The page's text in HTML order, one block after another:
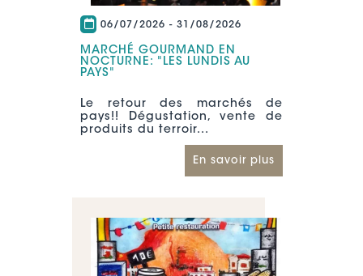
06/07/2026 - 31/08/2026
MARCHÉ GOURMAND EN
NOCTURNE: "LES LUNDIS AU
PAYS"
Le retour des marchés de
pays!! Dégustation, vente de
produits du terroir...
En savoir plus